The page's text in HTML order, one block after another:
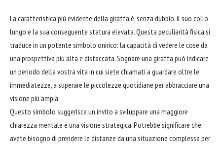
La caratteristica più evidente della giraffa è, senza dubbio, il suo collo
lungo e la sua conseguente statura elevata. Questa peculiarità fisica si
traduce in un potente simbolo onirico: la capacità di vedere le cose da
una prospettiva più alta e distaccata. Sognare una giraffa può indicare
un periodo della vostra vita in cui siete chiamati a guardare oltre le
immediatezze, a superare le piccolezze quotidiane per abbracciare una
visione più ampia.
Questo simbolo suggerisce un invito a sviluppare una maggiore
chiarezza mentale e una visione strategica. Potrebbe significare che
avete bisogno di prendere le distanze da una situazione complessa per